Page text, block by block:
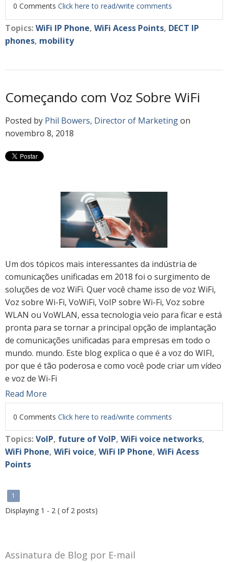
0 Comments Click here to read/write comments
Topics:WiFi IP Phone, WiFi Acess Points, DECT IP
phones, mobility
Começando com Voz Sobre WiFi
Posted by Phil Bowers, Director of Marketingon
novembro 8, 2018
Um dos tópicos mais interessantes da indústria de
comunicações unificadas em 2018 foi o surgimento de
soluções de voz WiFi. Quer você chame isso de voz WiFi,
Voz sobre Wi-Fi, VoWiFi, VoIP sobre Wi-Fi, Voz sobre
WLAN ou VoWLAN, essa tecnologia veio para ficar e está
pronta para se tornar a principal opção de implantação
de comunicações unificadas para empresas em todo o
mundo. mundo. Este blog explica o que é a voz do WIFI,
por que é tão poderosa e como você pode criar um vídeo
e voz de Wi-Fi
Read More
0 Comments Click here to read/write comments
Topics:VoIP, future of VoIP, WiFi voice networks,
WiFi Phone, WiFi voice, WiFi IP Phone, WiFi Acess
Points
1
Displaying 1 - 2 ( of 2 posts)
Assinatura de Blog por E-mail